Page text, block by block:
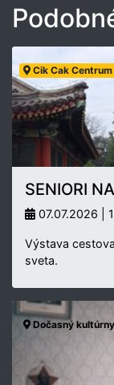
Cik Cak Centrum
SENIORI
07.07.2026 |
Výstava
sveta.
Dočasný